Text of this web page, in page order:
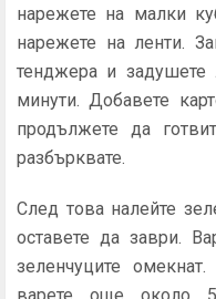
нарежете на малки
нарежете на ленти.
тенджера и
минути. Добавете
продължете да
разбърквате.
След това налейте
оставете да заври.
зеленчуците